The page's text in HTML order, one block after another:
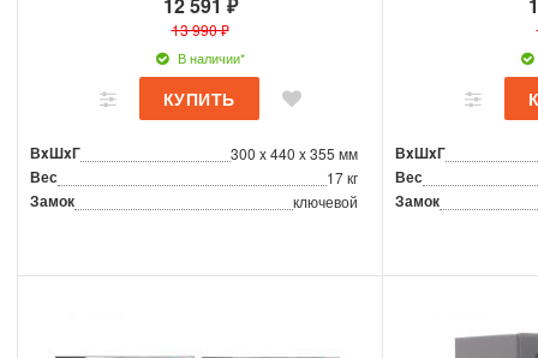
13 990 ₽
В наличии*
ВxШxГ 300 x 440 x 355 мм
Вес 17 кг
Замок ключевой
ВxШxГ
Вес
Замок